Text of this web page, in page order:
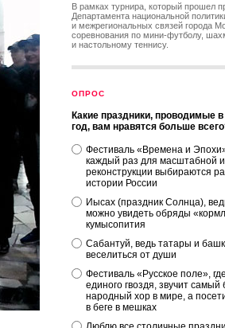
В рамках турнира, который прошел
Департамента национальной
и межрегиональных связей города
соревнования по мини-футболу,
и настольному теннису.
ОПРОС
Какие праздники, проводимые
год, вам нравятся больше
Фестиваль «Времена и
каждый раз для масштабной
реконструкции выбираются
истории России
Иысах (праздник Солнца),
можно увидеть обряды
кумысопития
Сабантуй, ведь татары и
веселиться от души
Фестиваль «Русское поле»,
единого гвоздя, звучит
народный хор в мире, а
в беге в мешках